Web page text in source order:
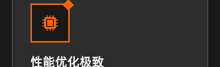
性能优化极致